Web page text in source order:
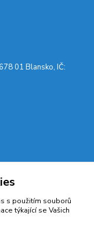
01 Blansko, IČ:
s použitím souborů
týkající se Vašich